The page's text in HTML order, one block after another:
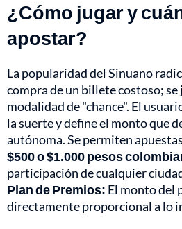
¿Cómo jugar y
apostar?
La popularidad del Sinuano
compra de un billete costoso; se
modalidad de "chance". El
la suerte y define el monto que
autónoma. Se permiten
$500 o $1.000 pesos
participación de cualquier
Plan de Premios: El monto del
directamente proporcional a lo